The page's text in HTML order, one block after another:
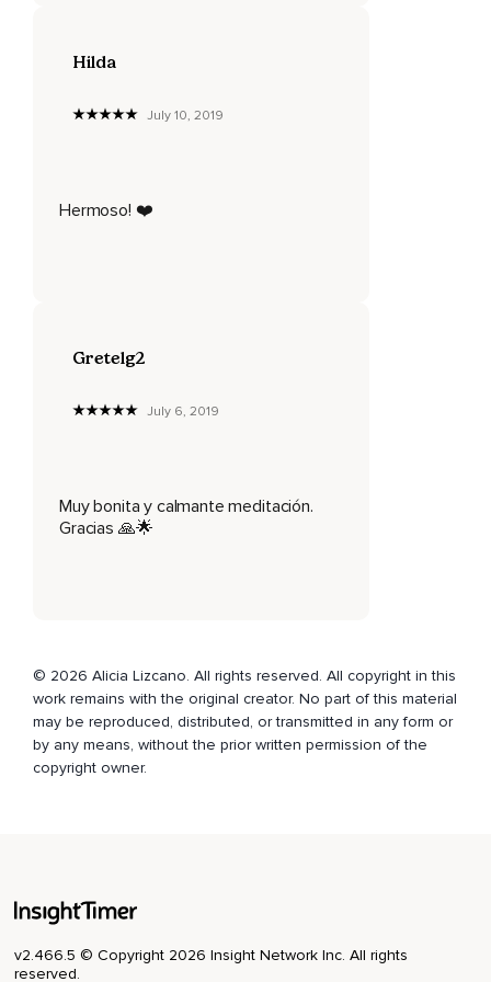
Si es necesario que te reacomodes,
Armonía,
alegría,
Imagina o percibe como desde tu coxis sale una energía,
Una luz,
Una raíz que te conecta al centro de la tierra.
esa luz,
Esa energía,
Hilda
July 10, 2019
Hermoso! ❤️
Gretelg2
July 6, 2019
Muy bonita y calmante meditación.
Gracias 🙏🌟
© 2026 Alicia Lizcano. All rights reserved. All copyright in this
work remains with the original creator. No part of this material
may be reproduced, distributed, or transmitted in any form or
by any means, without the prior written permission of the
copyright owner.
v2.466.5 © Copyright 2026 Insight Network Inc. All rights
reserved.